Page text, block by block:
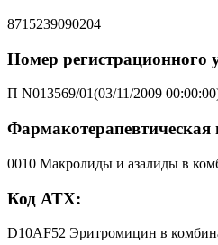
8715239090204
Номер регистрационного
П N013569/01(03/11/2009
Фармакотерапевтическая
0010 Макролиды и азалиды в
Код АТХ:
D10AF52 Эритромицин в